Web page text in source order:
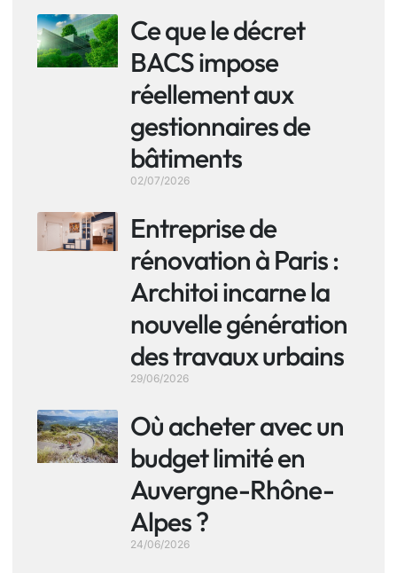
Ce que le décret
BACS impose
réellement aux
gestionnaires de
bâtiments
02/07/2026
Entreprise de
rénovation à Paris :
Architoi incarne la
nouvelle génération
des travaux urbains
29/06/2026
Où acheter avec un
budget limité en
Auvergne-Rhône-
Alpes ?
24/06/2026